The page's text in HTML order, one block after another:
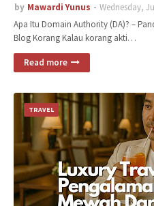
by Mawardi Yunus
Wednesday,
Apa Itu Domain Authority (DA)? –
Blog Korang Kalau korang akti…
Read more
TRAVEL